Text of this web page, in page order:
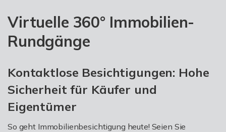
Virtuelle 360° Immobilien-
Rundgänge
Kontaktlose Besichtigungen: Hohe
Sicherheit für Käufer und
Eigentümer
So geht Immobilienbesichtigung heute! Seien Sie